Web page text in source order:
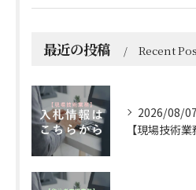
最近の投稿 Recent
2026/08/07